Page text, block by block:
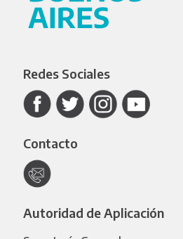
Redes Sociales
Contacto
Autoridad de Aplicación